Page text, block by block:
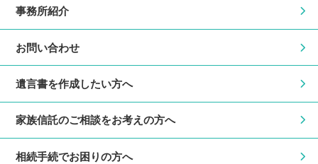
事務所紹介
お問い合わせ
遺言書を作成したい方へ
家族信託のご相談をお考えの方へ
相続手続でお困りの方へ